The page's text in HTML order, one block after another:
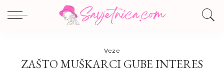
Veze
ZAŠTO MUŠKARCI GUBE INTERES